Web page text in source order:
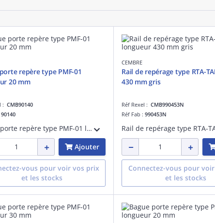
repère type PMF-01
20 mm
: CMB90140
90140
Bague porte repère type PMF-01 longueur 20 mm
Ajouter
vous pour voir vos prix
et les stocks
CEMBRE
Rail de repérage type RTA-
430 mm gris
Réf Rexel : CMB990453N
Réf Fab : 990453N
Connectez-vous pour
et les stocks